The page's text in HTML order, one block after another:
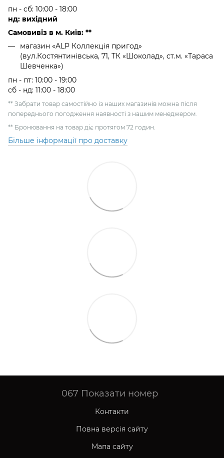
пн - сб: 10:00 - 18:00
нд: вихідний
Самовивіз в м. Київ: **
магазин «ALP Коллекція пригод»
(вул.Костянтинівська, 71, ТК «Шоколад», ст.м. «Тараса
Шевченка»)
пн - пт: 10:00 - 19:00
сб - нд: 11:00 - 18:00
** Забрати товар самостійно із наших магазинів можна після
попереднього погодження наявності з нашим менеджером.
** Бронювання на товар діє протягом 72 годин.
Більше інформації про доставку
067 Показати номер
Контакти
Повна версія сайту
Мапа сайту